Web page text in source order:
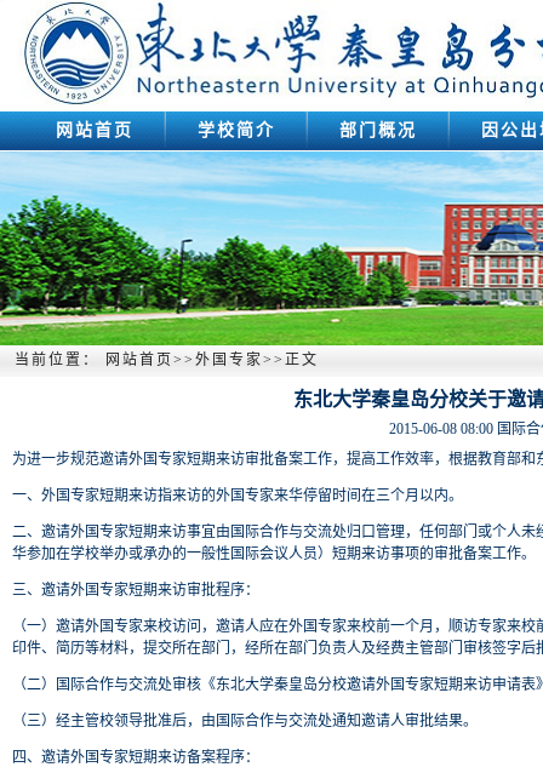
网站首页 学校简介 部门概况 因公
当前位置： 网站首页 >> 外国专家>> 正文
东北大学秦皇岛分校关于邀
2015-06-08 08:00 国际
为进一步规范邀请外国专家短期来访审批备案工作，提高工作效率，根据教育部
一、外国专家短期来访指来访的外国专家来华停留时间在三个月以内。
二、邀请外国专家短期来访事宜由国际合作与交流处归口管理，任何部门或个人
华参加在学校举办或承办的一般性国际会议人员）短期来访事项的审批备案工作。
三、邀请外国专家短期来访审批程序：
（一）邀请外国专家来校访问，邀请人应在外国专家来校前一个月，顺访专家来
印件、简历等材料，提交所在部门，经所在部门负责人及经费主管部门审核签字后
（二）国际合作与交流处审核《东北大学秦皇岛分校邀请外国专家短期来访申请
（三）经主管校领导批准后，由国际合作与交流处通知邀请人审批结果。
四、邀请外国专家短期来访备案程序：